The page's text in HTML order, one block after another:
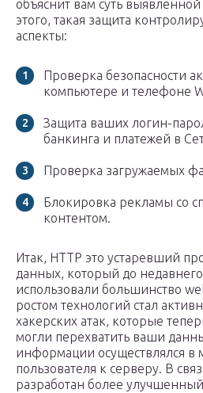
объяснит вам суть
этого, такая защита
аспекты:
Проверка безопасности
компьютере и телефоне
Защита ваших логин-
банкинга и платежей в
Проверка загружаемых
Блокировка рекламы со
контентом.
Итак, HTTP это устаревший
данных, который до
использовали большинство
ростом технологий стал
хакерских атак, которые
могли перехватить ваши
информации осуществлялся в
пользователя к серверу. В
разработан более